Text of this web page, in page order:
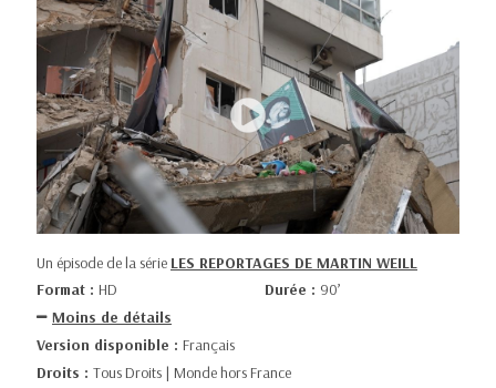
Un épisode de la série LES REPORTAGES DE MARTIN WEILL
Format : HD Durée : 90’
Moins de détails
Version disponible : Français
Droits : Tous Droits | Monde hors France